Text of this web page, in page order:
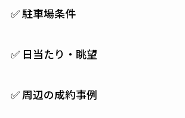
✅ 駐車場条件
✅ 日当たり・眺望
✅ 周辺の成約事例